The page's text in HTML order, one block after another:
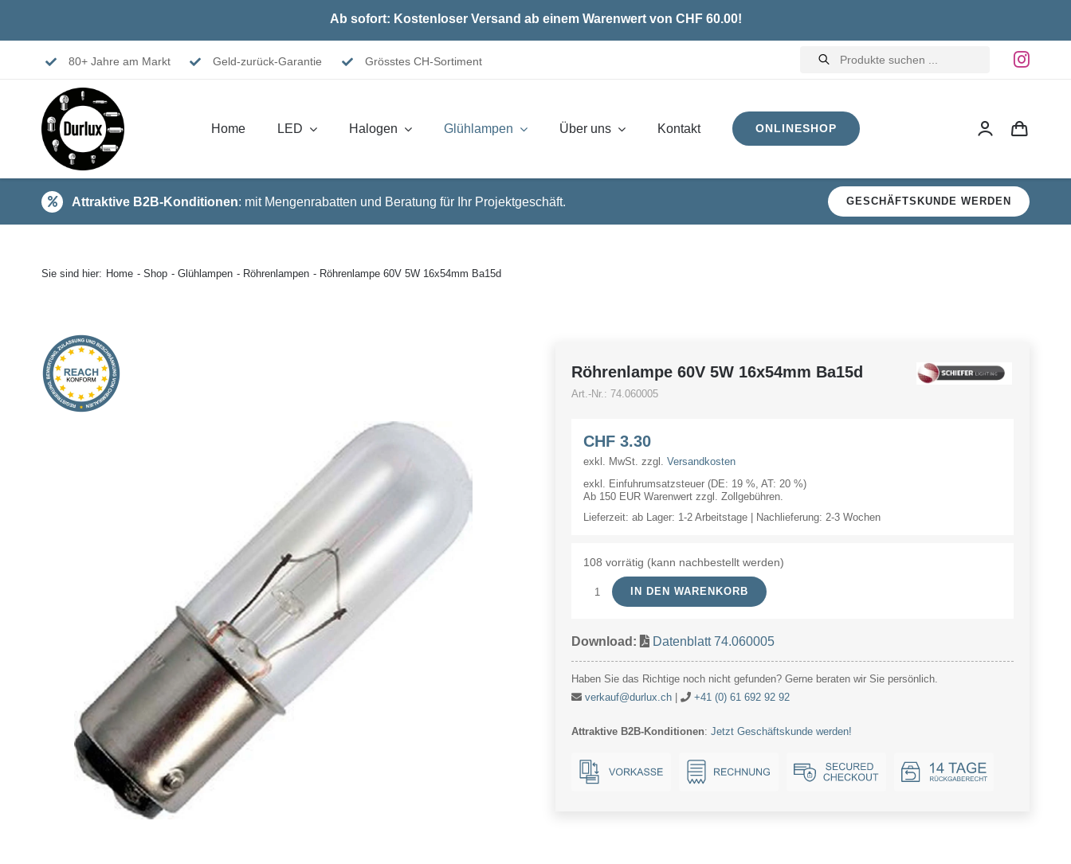
Ab sofort: Kostenloser Versand ab einem Warenwert von CHF 60.00!
80+ Jahre am Markt Geld-zurück-Garantie Grösstes CH-Sortiment
Products
search
Home LED Halogen Glühlampen Über uns Kontakt ONLINESHOP
Attraktive B2B-Konditionen: mit Mengenrabatten und Beratung für Ihr Projektgeschäft. GESCHÄFTSKUNDE WERDEN
Sie sind hier: Home Shop Glühlampen Röhrenlampen Röhrenlampe 60V 5W 16x54mm Ba15d
Röhrenlampe 60V 5W 16x54mm Ba15d
Art.-Nr.: 74.060005
CHF3.30
exkl. MwSt. zzgl. Versandkosten
exkl. Einfuhrumsatzsteuer (DE: 19 %, AT: 20 %)
Ab 150 EUR Warenwert zzgl. Zollgebühren.
Lieferzeit: ab Lager: 1-2 Arbeitstage | Nachlieferung: 2-3 Wochen
108 vorrätig (kann nachbestellt werden)
Röhrenlampe
5W
Ba15d
IN DEN WARENKORB
Download: Datenblatt 74.060005
Haben Sie das Richtige noch nicht gefunden? Gerne beraten wir Sie persönlich.
verkauf@durlux.ch| +41 (0) 61 692 92 92
Attraktive B2B-Konditionen: Jetzt Geschäftskunde werden!